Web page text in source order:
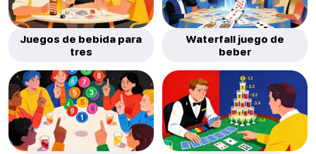
Juegos de bebida para
tres
Waterfall juego de
beber